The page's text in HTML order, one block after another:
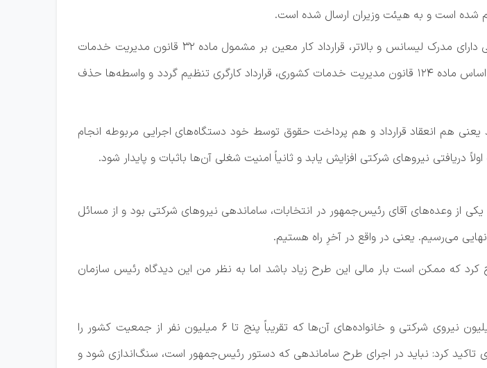
شده است و به هیئت وزیران ارسال شده است.
بر اساس پیش‌نویس ارائه شده برای نیروهای شرکتی دارای مدرک لیسانس و بالاتر، قرارداد کار معین بر مشمول ماده ۳۲ قانون مدیریت خدمات
کشوری منعقد شود و برای نیروهای خدماتی که مدرک پایین‌تر از لیسانس دارند، بر اساس ماده ۱۲۴ قانون مدیریت خدمات کشوری، قرارداد کارگری تنظیم گردد و واسطه‌ها حذف
انعقاد قرارداد و هم پرداخت حقوق توسط خود دستگاه‌های اجرایی مربوطه انجام
نیروهای شرکتی افزایش یابد و ثانیاً امنیت شغلی آن‌ها باثبات و پایدار شود.
از وعده‌های آقای رئیس‌جمهور در انتخابات، ساماندهی نیروهای شرکتی بود و از مسائل
می‌رسیم. یعنی در واقع در آخرِ راه هستیم.
کرد که ممکن است بار مالی این طرح زیاد باشد اما به نظر من این دیدگاه رئیس سازمان
از وی می‌خواهم که در اجرای این قانون همکاری کند تا بگذاریم دلِ حدود یک میلیون نیروی شرکتی و خانواده‌های آن‌ها که تقریباً پنج تا ۶ میلیون نفر از جمعیت کشور را
کرد: نباید در اجرای طرح ساماندهی که دستور رئیس‌جمهور است، سنگ‌اندازی شود و